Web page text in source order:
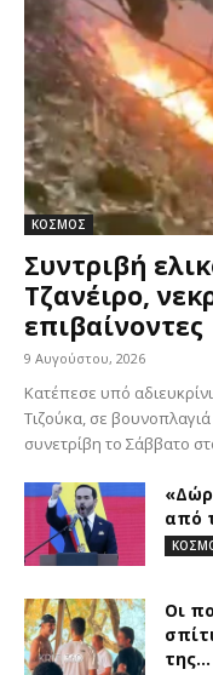
ΚΟΣΜΟΣ
Συντριβή
Τζανέιρο,
επιβαίνοντες
9 Αυγούστου, 2026
Κατέπεσε υπό
Τιζούκα, σε
συνετρίβη το Σάββατο
από
Οι
της...